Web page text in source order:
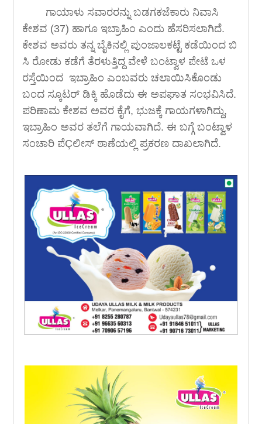
ಗಾಯಾಳು ಸವಾರರನ್ನು ಬಡಗಕಜೆಕಾರು ನಿವಾಸಿ
ಕೇಶವ (37) ಹಾಗೂ ಇಬ್ರಾಹಿಂ ಎಂದು ಹೆಸರಿಸಲಾಗಿದೆ.
ಕೇಶವ ಅವರು ತನ್ನ ಬೈಕಿನಲ್ಲಿ ಪುಂಜಾಲಕಟ್ಟೆ ಕಡೆಯಿಂದ ಬಿ
ಸಿ ರೋಡು ಕಡೆಗೆ ತೆರಳುತ್ತಿದ್ದ ವೇಳೆ ಬಂಟ್ವಾಳ ಪೇಟೆ ಒಳ
ರಸ್ತೆಯಿಂದ ಇಬ್ರಾಹಿಂ ಎಂಬವರು ಚಲಾಯಿಸಿಕೊಂಡು
ಬಂದ ಸ್ಕೂಟರ್ ಡಿಕ್ಕಿ ಹೊಡೆದು ಈ ಅಪಘಾತ ಸಂಭವಿಸಿದೆ.
ಪರಿಣಾಮ ಕೇಶವ ಅವರ ಕೈಗೆ, ಭುಜಕ್ಕೆ ಗಾಯಗಳಾಗಿದ್ದು,
ಇಬ್ರಾಹಿಂ ಅವರ ತಲೆಗೆ ಗಾಯವಾಗಿದೆ. ಈ ಬಗ್ಗೆ ಬಂಟ್ವಾಳ
ಸಂಚಾರಿ ಪೆÇಲೀಸ್ ಠಾಣೆಯಲ್ಲಿ ಪ್ರಕರಣ ದಾಖಲಾಗಿದೆ.